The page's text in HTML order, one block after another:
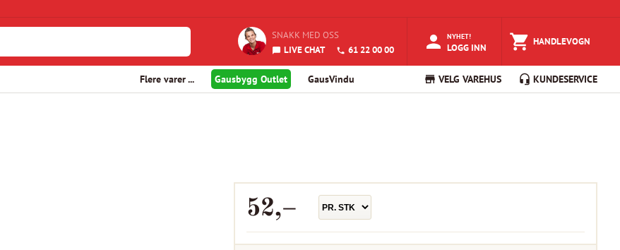
SNAKK MED OSS
LIVE CHAT
61 22 00 00
NYHET!
LOGG INN HANDLEVOGN
Flere varer ... Gausbygg Outlet GausVindu VELG VAREHUS KUNDESERVICE
52,–